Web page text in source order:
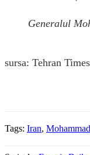
Generalul
sursa: Tehran Times
Tags: Iran,